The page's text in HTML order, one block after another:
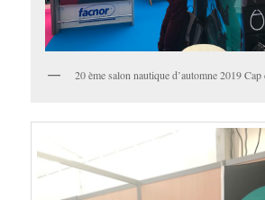
20 ème salon nautique d’automne 2019 Cap